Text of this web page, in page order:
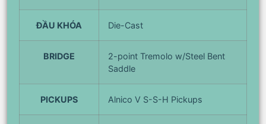
ĐẦU KHÓA Die-Cast
BRIDGE
2-point Tremolo w/Steel Bent
Saddle
PICKUPS Alnico V S-S-H Pickups